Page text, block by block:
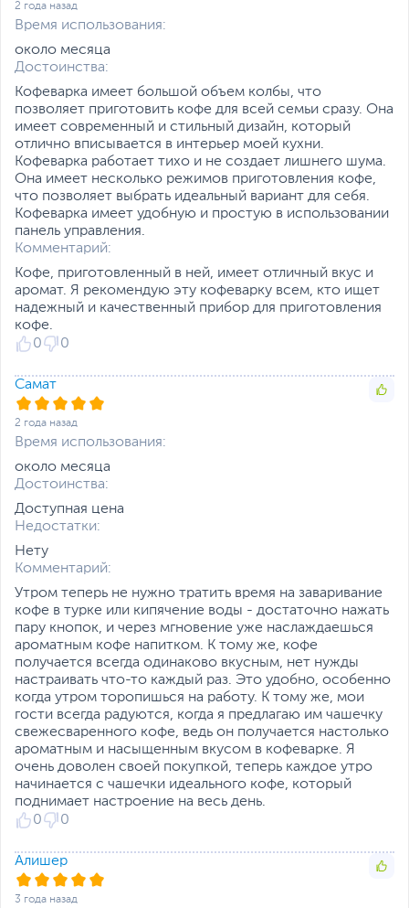
2 года назад
Время использования:
около месяца
Достоинства:
Кофеварка имеет большой объем колбы, что
позволяет приготовить кофе для всей семьи сразу. Она
имеет современный и стильный дизайн, который
отлично вписывается в интерьер моей кухни.
Кофеварка работает тихо и не создает лишнего шума.
Она имеет несколько режимов приготовления кофе,
что позволяет выбрать идеальный вариант для себя.
Кофеварка имеет удобную и простую в использовании
панель управления.
Комментарий:
Кофе, приготовленный в ней, имеет отличный вкус и
аромат. Я рекомендую эту кофеварку всем, кто ищет
надежный и качественный прибор для приготовления
кофе.
0
0
Самат
2 года назад
Время использования:
около месяца
Достоинства:
Доступная цена
Недостатки:
Нету
Комментарий:
Утром теперь не нужно тратить время на заваривание
кофе в турке или кипячение воды - достаточно нажать
пару кнопок, и через мгновение уже наслаждаешься
ароматным кофе напитком. К тому же, кофе
получается всегда одинаково вкусным, нет нужды
настраивать что-то каждый раз. Это удобно, особенно
когда утром торопишься на работу. К тому же, мои
гости всегда радуются, когда я предлагаю им чашечку
свежесваренного кофе, ведь он получается настолько
ароматным и насыщенным вкусом в кофеварке. Я
очень доволен своей покупкой, теперь каждое утро
начинается с чашечки идеального кофе, который
поднимает настроение на весь день.
0
0
Алишер
3 года назад